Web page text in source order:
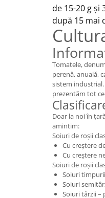
de 15-20 g și
după 15 mai
Tomatele,
perenă, anuală,
sistem
prezentăm tot
Doar la noi în
amintim:
Soiuri de roșii
Cu creștere
Cu creștere
Soiuri de roșii
Soiuri
Soiuri
Soiuri târzii –